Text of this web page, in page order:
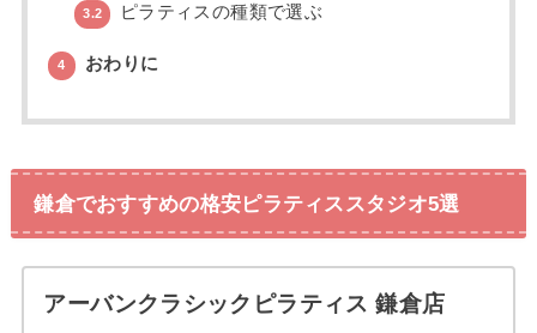
3.2 ピラティスの種類で選ぶ
4 おわりに
鎌倉でおすすめの格安ピラティススタジオ5選
アーバンクラシックピラティス 鎌倉店